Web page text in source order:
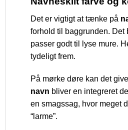
Det er vigtigt at tænke på
forhold til baggrunden. Det
passer godt til lyse mure.
tydeligt frem.
På mørke døre kan det
navn bliver en integreret
en smagssag, hvor meget
“larme”.